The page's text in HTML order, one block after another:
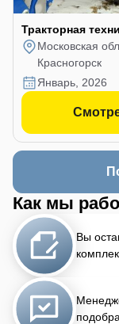
Тракторная
Московская
Красногорск
январь, 2026
Как мы
Вы